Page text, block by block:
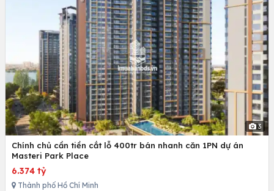
3
Chính chủ cần tiền cắt lỗ 400tr bán nhanh căn 1PN dự án
Masteri Park Place
6.374 tỷ
Thành phố Hồ Chí Minh